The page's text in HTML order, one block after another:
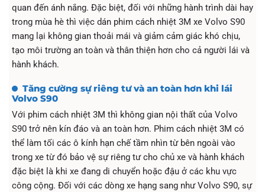
quan đến ánh nắng. Đặc biệt, đối với những hành trình dài hay
trong mùa hè thì việc dán phim cách nhiệt 3M xe Volvo S90
mang lại không gian thoải mái và giảm cảm giác khó chịu,
tạo môi trường an toàn và thân thiện hơn cho cả người lái và
hành khách.
Tăng cường sự riêng tư và an toàn hơn khi lái
Volvo S90
Với phim cách nhiệt 3M thì không gian nội thất của Volvo
S90 trở nên kín đáo và an toàn hơn. Phim cách nhiệt 3M có
thể làm tối các ô kính hạn chế tầm nhìn từ bên ngoài vào
trong xe từ đó bảo vệ sự riêng tư cho chủ xe và hành khách
đặc biệt là khi xe đang di chuyển hoặc đậu ở các khu vực
công cộng. Đối với các dòng xe hạng sang như Volvo S90, sự